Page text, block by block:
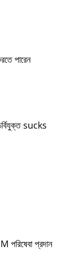
পারেন
sucks
পরিষেবা প্রদান